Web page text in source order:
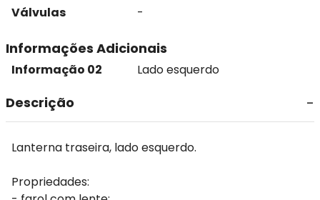
Válvulas
-
Informações Adicionais
Informação 02 Lado esquerdo
Descrição
Lanterna traseira, lado esquerdo.
Propriedades: